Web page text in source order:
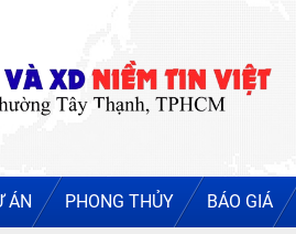
ÁN PHONG THỦY BÁO GIÁ